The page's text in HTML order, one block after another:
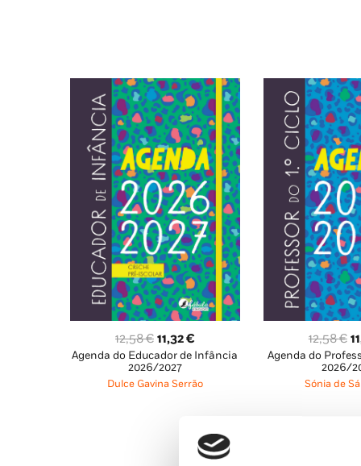
12,58€ O
preço
original
11,32€O
preço
atual
Agenda do Educador de Infância
2026/2027
Dulce Gavina Serrão
12,58€ O
Agenda do
2026/
Sónia de